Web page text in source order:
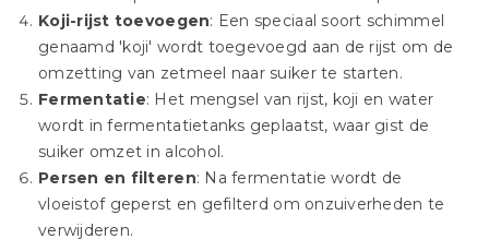
Koji-rijst toevoegen: Een speciaal soort schimmel
genaamd 'koji' wordt toegevoegd aan de rijst om de
omzetting van zetmeel naar suiker te starten.
Fermentatie: Het mengsel van rijst, koji en water
wordt in fermentatietanks geplaatst, waar gist de
suiker omzet in alcohol.
Persen en filteren: Na fermentatie wordt de
vloeistof geperst en gefilterd om onzuiverheden te
verwijderen.